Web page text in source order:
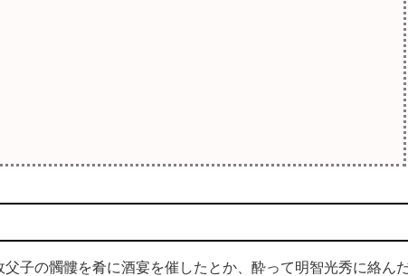
子の髑髏を肴に酒宴を催したとか、酔って明智光秀に絡ん